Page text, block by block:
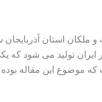
استان آذربایجان
تولید می‌ شود که
این مقاله بوده